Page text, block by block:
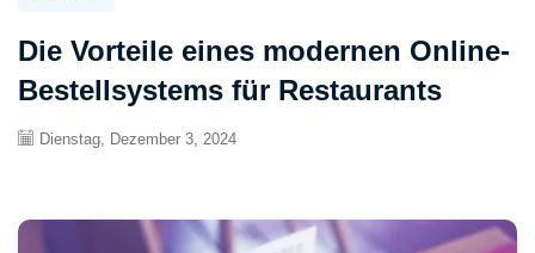
Die Vorteile eines modernen Online-
Bestellsystems für Restaurants
Dienstag, Dezember 3, 2024